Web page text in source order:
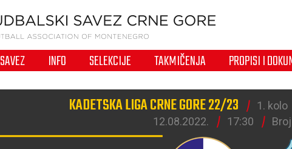
SAVEZ INFO SELEKCIJE TAKMIČENJA PROPISI I
KADETSKA LIGA CRNE GORE 22/23 1. kolo
12.08.2022.
17:30